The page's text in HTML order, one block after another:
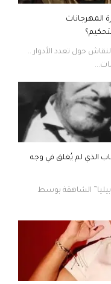
المهرجانات
حول تعدد الأدوار ..
الذي لم يُغلق في وجه
الشاهقة بوسط